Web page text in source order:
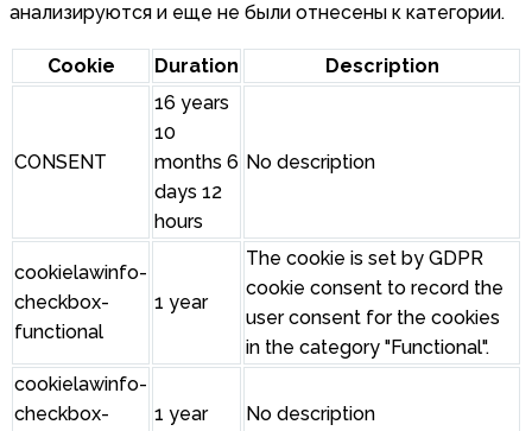
анализируются и еще не были отнесены к категории.
Cookie Duration Description
CONSENT
16 years
10
months 6
days 12
hours
No description
cookielawinfo-
checkbox-
functional
1 year
The cookie is set by GDPR
cookie consent to record the
user consent for the cookies
in the category "Functional".
cookielawinfo-
checkbox-
1 year No description